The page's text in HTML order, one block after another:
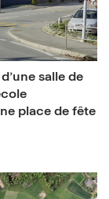
salle de
place de fête